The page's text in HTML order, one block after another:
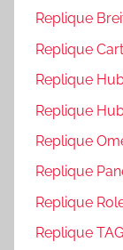
Replique
Replique
Replique
Replique
Replique
Replique
Replique
Replique